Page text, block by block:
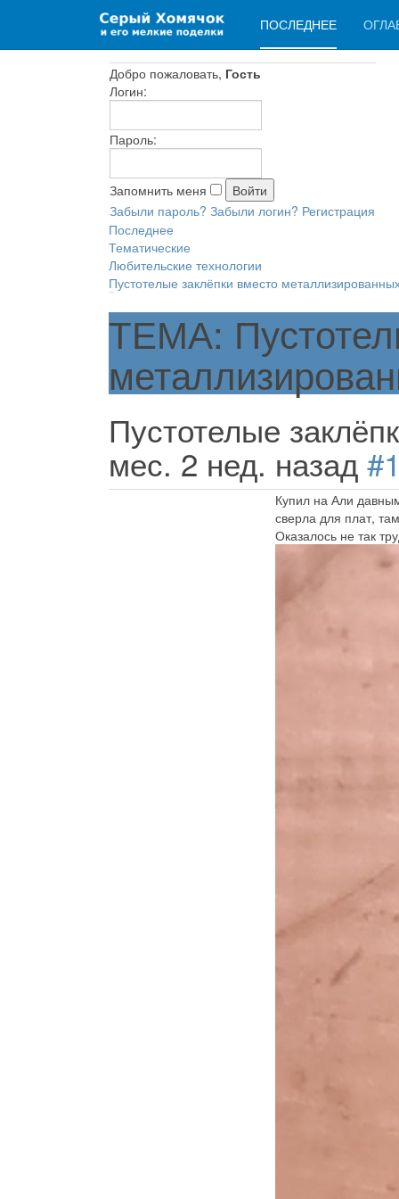
ПОСЛЕДНЕЕ
Добро пожаловать, Гость
Логин:
Пароль:
Запомнить меня
Забыли пароль? Забыли логин? Регистрация
Последнее
Тематические
Любительские технологии
Пустотелые заклёпки вместо
ТЕМА:
Пустотелые
мес. 2 нед. назад
Купил на Али
сверла для плат,
Оказалось не так